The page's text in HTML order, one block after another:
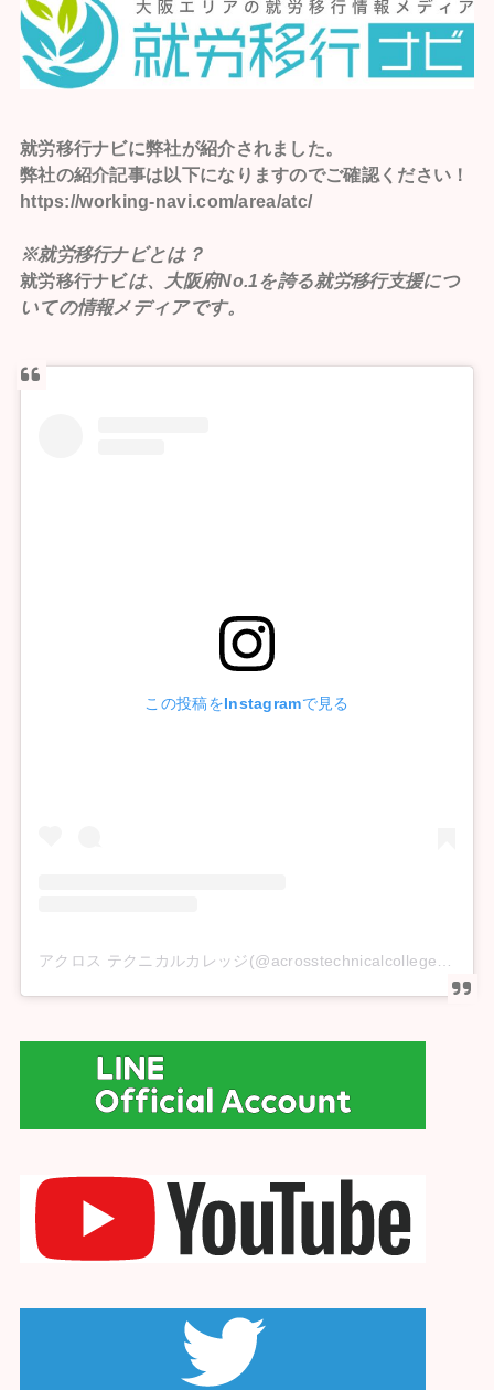
就労移行ナビに弊社が紹介されました。
弊社の紹介記事は以下になりますのでご確認ください！
https://working-navi.com/area/atc/
※就労移行ナビとは？
就労移行ナビは、大阪府No.1を誇る就労移行支援につ
いての情報メディアです。
この投稿をInstagramで見る